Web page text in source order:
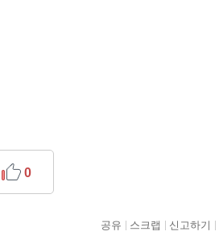
0
공유 스크랩 신고하기